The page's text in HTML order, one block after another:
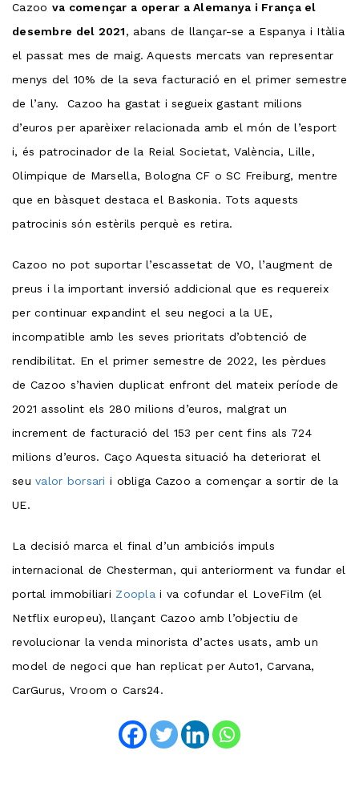
Cazoo va començar a operar a Alemanya i França el
desembre del 2021, abans de llançar-se a Espanya i Itàlia
el passat mes de maig. Aquests mercats van representar
menys del 10% de la seva facturació en el primer semestre
de l’any. Cazoo ha gastat i segueix gastant milions
d’euros per aparèixer relacionada amb el món de l’esport
i, és patrocinador de la Reial Societat, València, Lille,
Olimpique de Marsella, Bologna CF o SC Freiburg, mentre
que en bàsquet destaca el Baskonia. Tots aquests
patrocinis són estèrils perquè es retira.
Cazoo no pot suportar l’escassetat de VO, l’augment de
preus i la important inversió addicional que es requereix
per continuar expandint el seu negoci a la UE,
incompatible amb les seves prioritats d’obtenció de
rendibilitat. En el primer semestre de 2022, les pèrdues
de Cazoo s’havien duplicat enfront del mateix període de
2021 assolint els 280 milions d’euros, malgrat un
increment de facturació del 153 per cent fins als 724
milions d’euros. Caço Aquesta situació ha deteriorat el
seuvalor borsari i obliga Cazoo a començar a sortir de la
UE.
La decisió marca el final d’un ambiciós impuls
internacional de Chesterman, qui anteriorment va fundar el
portal immobiliari Zoopla i va cofundar el LoveFilm (el
Netflix europeu), llançant Cazoo amb l’objectiu de
revolucionar la venda minorista d’actes usats, amb un
model de negoci que han replicat per Auto1, Carvana,
CarGurus, Vroom o Cars24.